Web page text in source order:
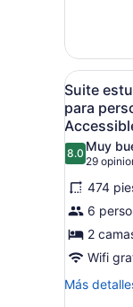
estudio,
camas
para
no
fumadores
Abrir
todas
las
fotos
de
Suite
estudio,
2
camas
con
9
Suite
para
8.08.0 de 10
Muy
29
(29
474
6
2
Wifi
Más
Más